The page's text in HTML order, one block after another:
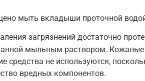
мыть вкладыши проточной
загрязнений достаточно
мыльным раствором.
средства не используются,
вредных компонентов.